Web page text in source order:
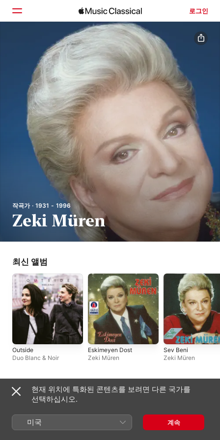
로그인
둘러보기
검색
작곡가 · 1931 - 1996
Zeki Müren
최신 앨범
Outside
Duo Blanc & Noir
Eskimeyen Dost
Zeki Müren
Sev Beni
Zeki Müren
대한민국 English (UK)
인터넷 서비스 약관
Apple Music 및 개인정보 보호 쿠키 경고
지원
현재 위치에 특화된 콘텐츠를 보려면 다른 국가를
선택하십시오.
미국 계속